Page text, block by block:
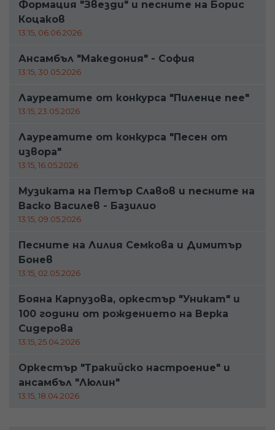
Формация "Звезди" и песните на Борис
Коцаков
13:15, 06.06.2026
Ансамбъл "Македония" - София
13:15, 30.05.2026
Лауреатите от конкурса "Пиленце пее"
13:15, 23.05.2026
Лауреатите от конкурса "Песен от
извора"
13:15, 16.05.2026
Музиката на Петър Славов и песните на
Васко Василев - Базилио
13:15, 09.05.2026
Песните на Лилия Семкова и Димитър
Бонев
13:15, 02.05.2026
Бояна Карпузова, оркестър "Уникат" и
100 години от рождението на Верка
Сидерова
13:15, 25.04.2026
Оркестър "Тракийско настроение" и
ансамбъл "Люлин"
13:15, 18.04.2026